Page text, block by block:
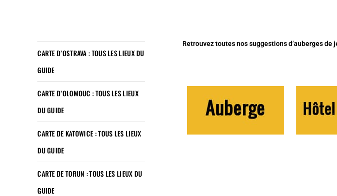
Retrouvez toutes nos suggestions d’auberges
CARTE D’OSTRAVA : TOUS LES LIEUX DU
GUIDE
CARTE D’OLOMOUC : TOUS LES LIEUX
DU GUIDE
CARTE DE KATOWICE : TOUS LES LIEUX
DU GUIDE
CARTE DE TORUN : TOUS LES LIEUX DU
GUIDE